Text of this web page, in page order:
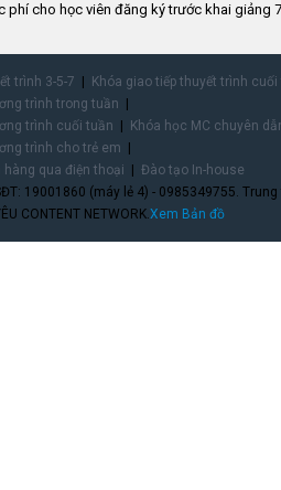
phí cho học viên đăng ký trước khai giảng
trình 3-5-7
Khóa giao tiếp thuyết trình
trình trong tuần
trình cuối tuần
Khóa học MC chuyên
trình cho trẻ em
hàng qua điện thoại
Đào tạo In-house
19001860 (máy lẻ 4) - 0985349755.
CONTENT NETWORK.Xem Bản đồ